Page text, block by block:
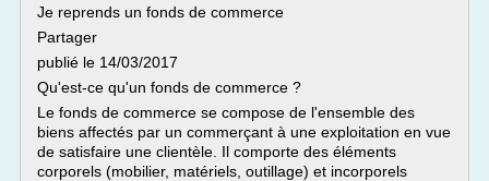
Je reprends un fonds de commerce
Partager
publié le 14/03/2017
Qu'est-ce qu'un fonds de commerce ?
Le fonds de commerce se compose de l'ensemble des
biens affectés par un commerçant à une exploitation en vue
de satisfaire une clientèle. Il comporte des éléments
corporels (mobilier, matériels, outillage) et incorporels